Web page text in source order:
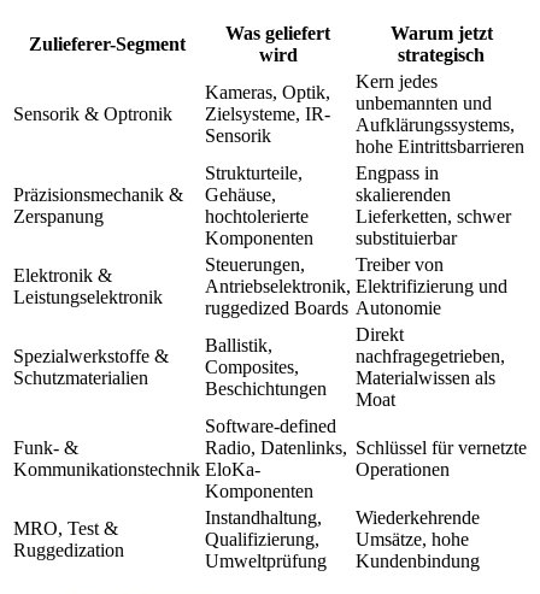
Zulieferer-Segment
Was geliefert
wird
Warum jetzt
strategisch
Sensorik & Optronik
Kameras, Optik,
Zielsysteme, IR-
Sensorik
Kern jedes
unbemannten und
Aufklärungssystems,
hohe Eintrittsbarrieren
Präzisionsmechanik &
Zerspanung
Strukturteile,
Gehäuse,
hochtolerierte
Komponenten
Engpass in
skalierenden
Lieferketten, schwer
substituierbar
Elektronik &
Leistungselektronik
Steuerungen,
Antriebselektronik,
ruggedized Boards
Treiber von
Elektrifizierung und
Autonomie
Spezialwerkstoffe &
Schutzmaterialien
Ballistik,
Composites,
Beschichtungen
Direkt
nachfragegetrieben,
Materialwissen als
Moat
Funk- &
Kommunikationstechnik
Software-defined
Radio, Datenlinks,
EloKa-
Komponenten
Schlüssel für vernetzte
Operationen
MRO, Test &
Ruggedization
Instandhaltung,
Qualifizierung,
Umweltprüfung
Wiederkehrende
Umsätze, hohe
Kundenbindung